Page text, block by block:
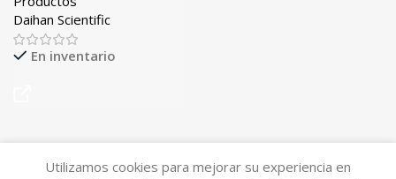
Daihan Scientific
En inventario
Utilizamos cookies para mejorar su experiencia en